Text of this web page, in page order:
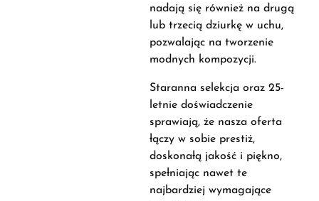
nadają się również na drugą
lub trzecią dziurkę w uchu,
pozwalając na tworzenie
modnych kompozycji.
Staranna selekcja oraz 25-
letnie doświadczenie
sprawiają, że nasza oferta
łączy w sobie prestiż,
doskonałą jakość i piękno,
spełniając nawet te
najbardziej wymagające